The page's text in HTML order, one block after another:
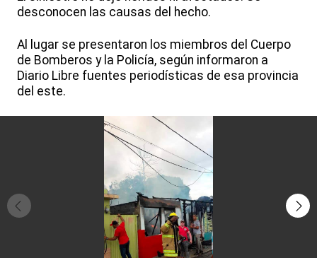
desconocen las causas del hecho.
Al lugar se presentaron los miembros del Cuerpo
de Bomberos y la Policía, según informaron a
Diario Libre fuentes periodísticas de esa provincia
del este.